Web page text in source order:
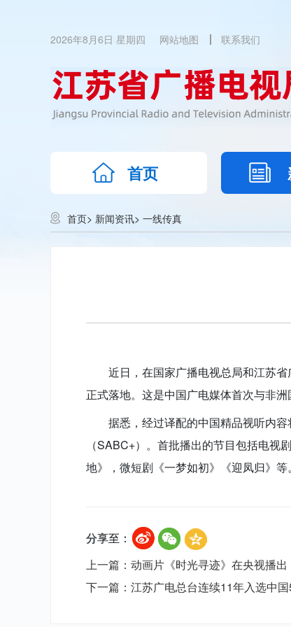
2026年8月6日 星期四 网站地图 联系我们
首页
首页> 新闻资讯> 一线传真
近日，在国家广播电视总局和江苏
正式落地。这是中国广电媒体首次与非
据悉，经过译配的中国精品视听内
（SABC+）。首批播出的节目包括电
地》，微短剧《一梦如初》《迎凤归》等。
分享至：
上一篇：动画片《时光寻迹》在央视播出
下一篇：江苏广电总台连续11年入选中